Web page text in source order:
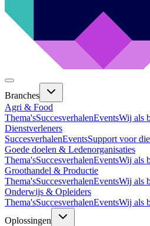
Branches
Agri & Food
Thema'sSuccesverhalenEventsWij als
Dienstverleners
SuccesverhalenEventsSupport voor
Goede doelen & Ledenorganisaties
Thema'sSuccesverhalenEventsWij als
Groothandel & Productie
Thema'sSuccesverhalenEventsWij als
Onderwijs & Opleiders
Thema'sSuccesverhalenEventsWij als
Oplossingen